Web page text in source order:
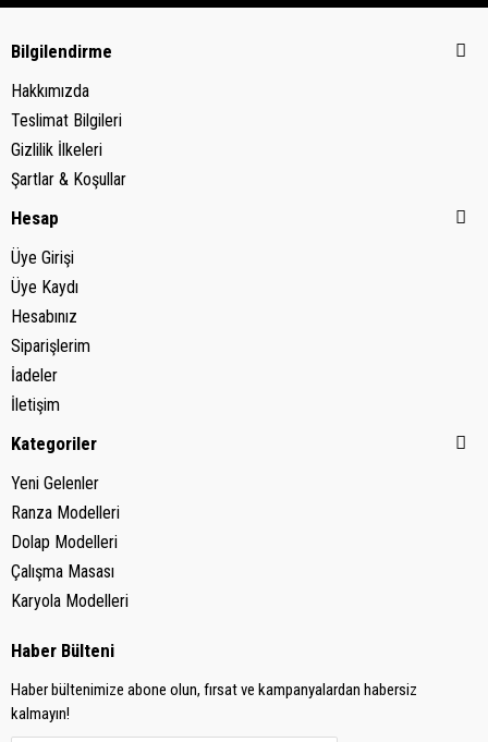
Bilgilendirme
Hakkımızda
Teslimat Bilgileri
Gizlilik İlkeleri
Şartlar & Koşullar
Hesap
Üye Girişi
Üye Kaydı
Hesabınız
Siparişlerim
İadeler
İletişim
Kategoriler
Yeni Gelenler
Ranza Modelleri
Dolap Modelleri
Çalışma Masası
Karyola Modelleri
Haber Bülteni
Haber bültenimize abone olun, fırsat ve kampanyalardan habersiz
kalmayın!